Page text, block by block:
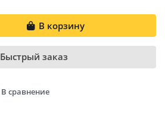
В корзину
Быстрый заказ
В сравнение